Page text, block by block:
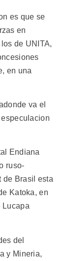
es que se
en
de UNITA,
en una
va el
Endiana
ruso-
de Brasil esta
Katoka, en
Lucapa
del
y Mineria,